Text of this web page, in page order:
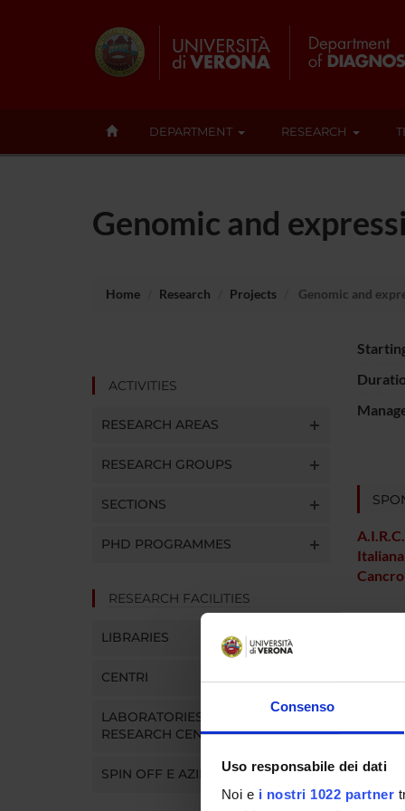
Consenso
Uso responsabile dei dati
Noi e i nostri 1022 partner
DEPARTMENT RESEARCH
Genomic and
Home Research Projects Genomic and
ACTIVITIES
RESEARCH AREAS
RESEARCH GROUPS
SECTIONS
PHD PROGRAMMES
RESEARCH FACILITIES
LIBRARIES
CENTRI
LABORATORIES AND
RESEARCH CENTRES
SPIN OFF E AZIENDE
Cancro
Aldo